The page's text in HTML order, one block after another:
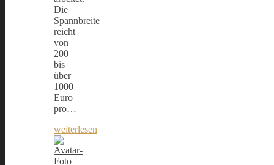
Die
Spannbreite
reicht
von
200
bis
über
1000
Euro
pro…
weiterlesen